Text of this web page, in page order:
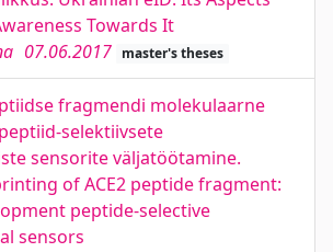
Towards It
07.06.2017 master's theses
fragmendi molekulaarne
selektiivsete
sensorite väljatöötamine.
of ACE2 peptide fragment:
peptide-selective
sensors